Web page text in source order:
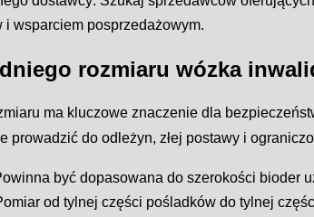
wsparciem posprzedażowym.
rozmiaru wózka
ma kluczowe znaczenie dla
prowadzić do odleżyn, złej postawy i
być dopasowana do szerokości bioder
od tylnej części pośladków do tylnej